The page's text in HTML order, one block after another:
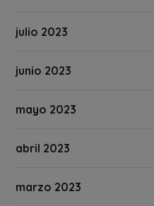
julio 2023
junio 2023
mayo 2023
abril 2023
marzo 2023